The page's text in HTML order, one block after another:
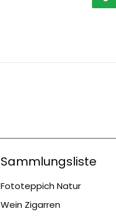
Sammlungsliste
Fototeppich Natur
Wein Zigarren